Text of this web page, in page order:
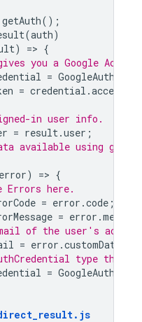
getAuth();
(auth)
) => {
you a Google
=
= credential .
in user info.
= result.user ;
available using
error) => {
Errors here.
= error .code ;
= error .message
of the user's
= error .customData
type that
=
. js